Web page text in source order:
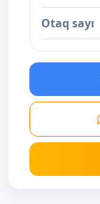
Otaq sayı